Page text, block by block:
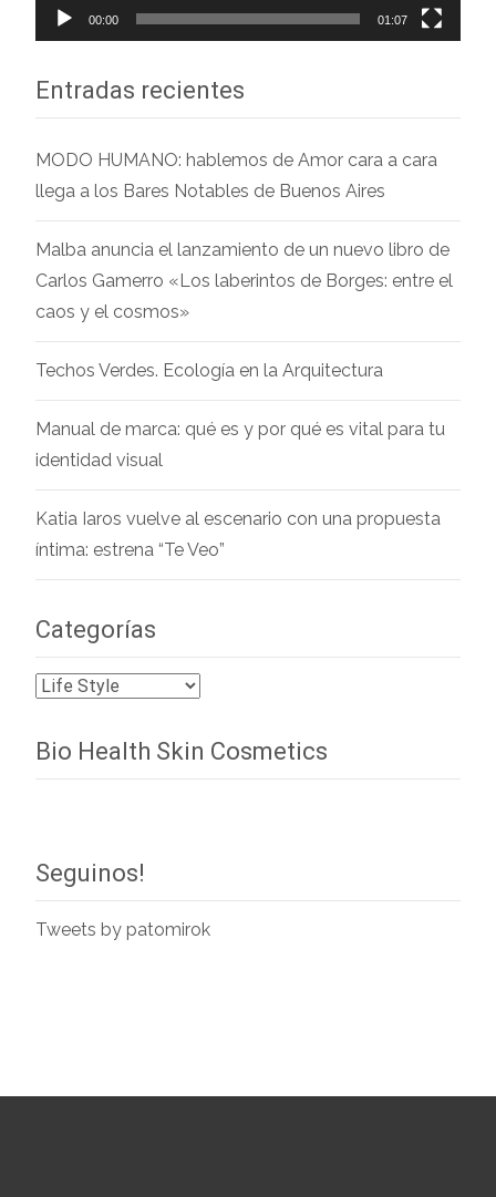
00:00 01:07
Entradas recientes
MODO HUMANO: hablemos de Amor cara a cara
llega a los Bares Notables de Buenos Aires
Malba anuncia el lanzamiento de un nuevo libro de
Carlos Gamerro «Los laberintos de Borges: entre el
caos y el cosmos»
Techos Verdes. Ecología en la Arquitectura
Manual de marca: qué es y por qué es vital para tu
identidad visual
Katia Iaros vuelve al escenario con una propuesta
íntima: estrena “Te Veo”
Categorías
Categorías
Bio Health Skin Cosmetics
Seguinos!
Tweets by patomirok